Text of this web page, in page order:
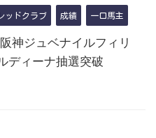
ッドクラブ 成績 一口馬主
神ジュベナイルフィリ
ディーナ抽選突破